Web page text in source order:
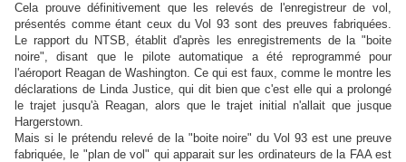
Cela prouve définitivement que les relevés de l'enregistreur de vol,
présentés comme étant ceux du Vol 93 sont des preuves fabriquées.
Le rapport du NTSB, établit d'après les enregistrements de la "boite
noire", disant que le pilote automatique a été reprogrammé pour
l'aéroport Reagan de Washington. Ce qui est faux, comme le montre les
déclarations de Linda Justice, qui dit bien que c'est elle qui a prolongé
le trajet jusqu'à Reagan, alors que le trajet initial n'allait que jusque
Hargerstown.
Mais si le prétendu relevé de la "boite noire" du Vol 93 est une preuve
fabriquée, le "plan de vol" qui apparait sur les ordinateurs de la FAA est